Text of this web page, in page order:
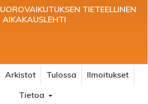
TIETEELLINEN
AIKAKAUSLEHTI
Arkistot Tulossa
Ilmoitukset
Tietoa